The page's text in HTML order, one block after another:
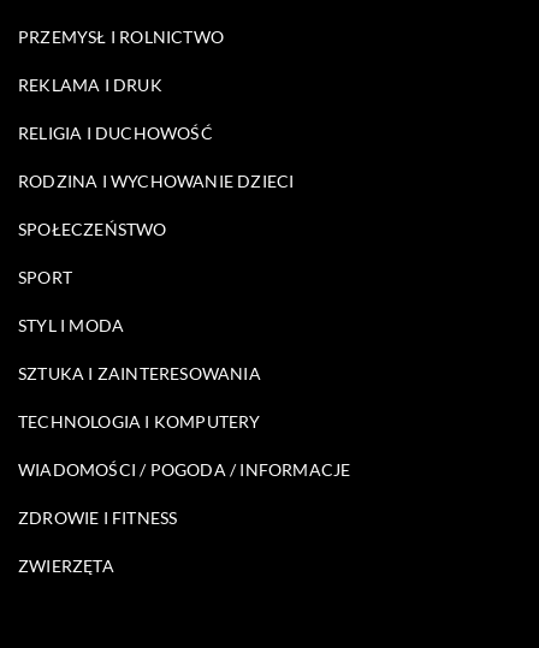
PRZEMYSŁ I ROLNICTWO
REKLAMA I DRUK
RELIGIA I DUCHOWOŚĆ
RODZINA I WYCHOWANIE DZIECI
SPOŁECZEŃSTWO
SPORT
STYL I MODA
SZTUKA I ZAINTERESOWANIA
TECHNOLOGIA I KOMPUTERY
WIADOMOŚCI / POGODA / INFORMACJE
ZDROWIE I FITNESS
ZWIERZĘTA